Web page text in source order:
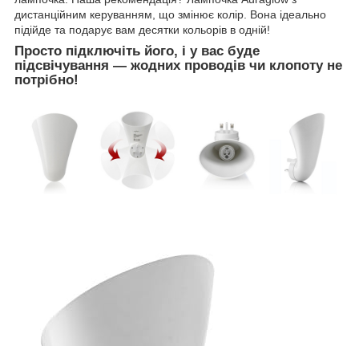
дистанційним керуванням, що змінює колір. Вона ідеально
підійде та подарує вам десятки кольорів в одній!
Просто підключіть його, і у вас буде
підсвічування — жодних проводів чи клопоту не
потрібно!